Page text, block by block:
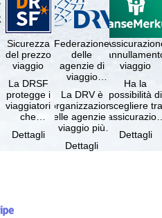
Sicurezza
del prezzo
viaggio
La DRSF
protegge i
viaggiatori
che
un
Dettagli
Federazione
delle
agenzie di
viaggio
La DRV è
l'organizzazione
delle agenzie di
viaggio più
Germania.
Dettagli
viaggio
Ha la
possibilità di
scegliere tra
viaggio
Dettagli